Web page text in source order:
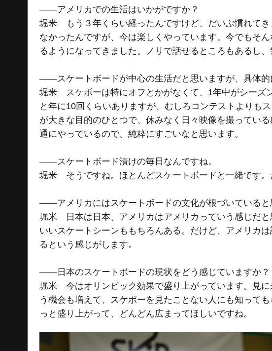
――アメリカでの生活はいかがですか？
堀米 もう３年くらい経ったんですけど、だいぶ慣れて
なかったんですが、今は楽しくやっています。今でもそ
るようになってきました。ノリで話せるところもあるし
――スケートボードが中心の生活だと思いますが、具体的
堀米 スケボーは特にオフとかがなくて、1年中がシーズ
と年に10回くらいありますが、むしろコンテストよりも
が大きな目的のひとつで、休みなく日々映像を撮ってい
通にやっているので、純粋にすごいなと思います。
――スケートボード漬けの毎日なんですね。
堀米 そうですね。ほとんどスケートボードと一緒です。
――アメリカにはスケートボードの文化が根づいていると
堀米 日本は日本、アメリカはアメリカっていう感じだ
いいスケートシーンももちろんある。だけど、アメリカ
るという感じがします。
――日本のスケートボードの現状をどう感じていますか？
堀米 今はオリンピック効果で盛り上がっています。見
う機会も増えて、スケボーを見たことない人にも知って
っと盛り上がって、どんどん広まってほしいですね。